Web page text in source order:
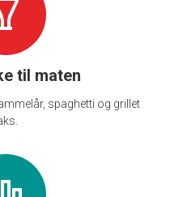
til maten
spaghetti og grillet